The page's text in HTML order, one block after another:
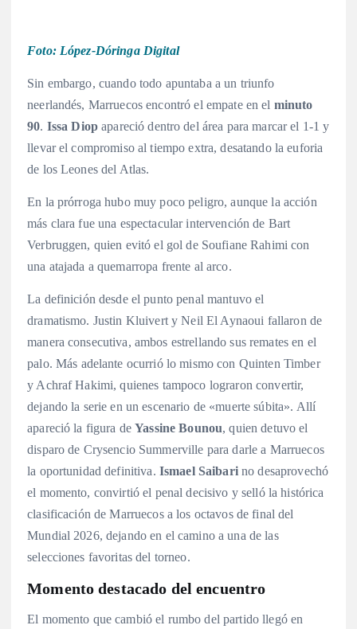
Foto: López-Dóringa Digital
Sin embargo, cuando todo apuntaba a un triunfo
neerlandés, Marruecos encontró el empate en el minuto
90. Issa Diopapareció dentro del área para marcar el 1-1 y
llevar el compromiso al tiempo extra, desatando la euforia
de los Leones del Atlas.
En la prórroga hubo muy poco peligro, aunque la acción
más clara fue una espectacular intervención de Bart
Verbruggen, quien evitó el gol de Soufiane Rahimi con
una atajada a quemarropa frente al arco.
La definición desde el punto penal mantuvo el
dramatismo. Justin Kluivert y Neil El Aynaoui fallaron de
manera consecutiva, ambos estrellando sus remates en el
palo. Más adelante ocurrió lo mismo con Quinten Timber
y Achraf Hakimi, quienes tampoco lograron convertir,
dejando la serie en un escenario de «muerte súbita». Allí
apareció la figura deYassine Bounou, quien detuvo el
disparo de Crysencio Summerville para darle a Marruecos
la oportunidad definitiva. Ismael Saibarino desaprovechó
el momento, convirtió el penal decisivo y selló la histórica
clasificación de Marruecos a los octavos de final del
Mundial 2026, dejando en el camino a una de las
selecciones favoritas del torneo.
Momento destacado del encuentro
El momento que cambió el rumbo del partido llegó en